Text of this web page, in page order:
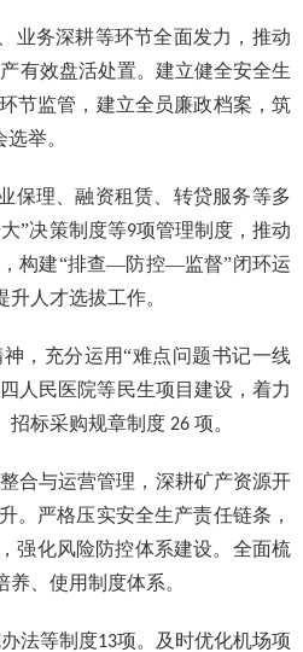
业务深耕等环节全面发力，推动
有效盘活处置。建立健全安全生
节监管，建立全员廉政档案，筑
举。
保理、融资租赁、转贷服务等多
”决策制度等9项管理制度，推动
构建“排查—防控—监督”闭环运
人才选拔工作。
，充分运用“难点问题书记一线
人民医院等民生项目建设，着力
招标采购规章制度 26 项。
合与运营管理，深耕矿产资源开
。严格压实安全生产责任链条，
强化风险防控体系建设。全面梳
、使用制度体系。
法等制度13项。及时优化机场项